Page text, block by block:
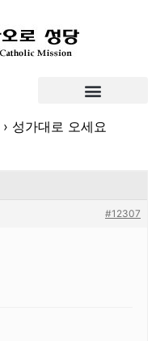
› 성가대로 오세요
#12307